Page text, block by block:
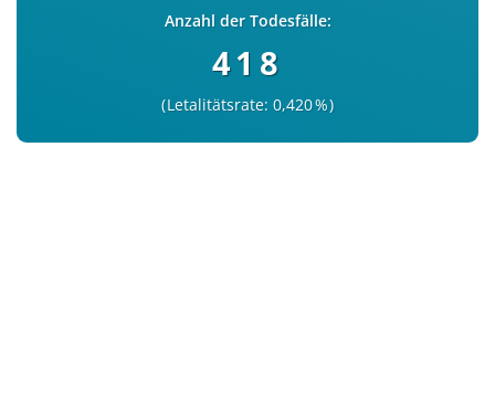
Anzahl der Todesfälle:
418
Letalitätsrate: 0,420 %